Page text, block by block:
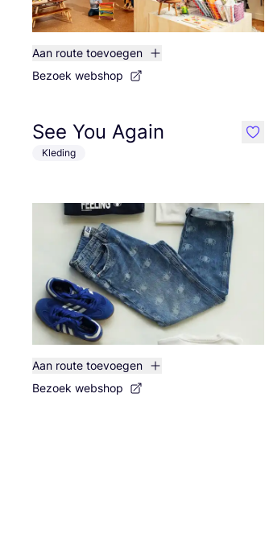
Aan route toevoegen
Bezoek webshop
See You Again
Kleding
Aan route toevoegen
Bezoek webshop
like